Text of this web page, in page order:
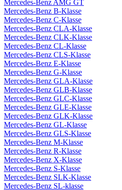
Mercedes-Benz AMG GT
Mercedes-Benz B-Klasse
Mercedes-Benz C-Klasse
Mercedes-Benz CLA-Klasse
Mercedes-Benz CLK-Klasse
Mercedes-Benz CL-Klasse
Mercedes-Benz CLS-Klasse
Mercedes-Benz E-Klasse
Mercedes-Benz G-Klasse
Mercedes-Benz GLA-Klasse
Mercedes-Benz GLB-Klasse
Mercedes-Benz GLC-Klasse
Mercedes-Benz GLE-Klasse
Mercedes-Benz GLK-Klasse
Mercedes-Benz GL-Klasse
Mercedes-Benz GLS-Klasse
Mercedes-Benz M-Klasse
Mercedes-Benz R-Klasse
Mercedes-Benz X-Klasse
Mercedes-Benz S-Klasse
Mercedes-Benz SLK-Klasse
Mercedes-Benz SL-klasse